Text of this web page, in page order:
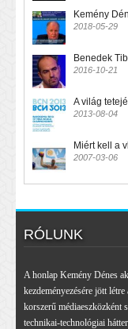
Kemény
2018-05-29
Benedek
2016-10-21
A világ
2013-08-04
Miért kell a
2007-03-06
RÓLUNK
A honlap Kemény Dénes
kezdeményezésére jött
korszerű médiaeszközként
technikai-technológiai